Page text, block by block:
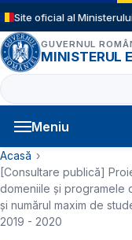
Sari la conținutul
Site oficial al
GUVERNUL
MINISTERUL
Caută
Meniu
Navigație
Cale de
Acasă
[Consultare publică]
domeniile şi programele
şi numărul maxim de
2019 - 2020